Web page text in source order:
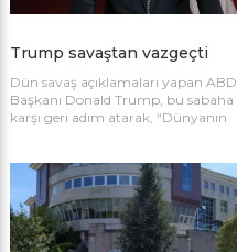
Trump savaştan vazgeçti
Dün savaş açıklamaları yapan ABD
Başkanı Donald Trump, bu sabaha
karşı geri adım atarak, “Dünyanın